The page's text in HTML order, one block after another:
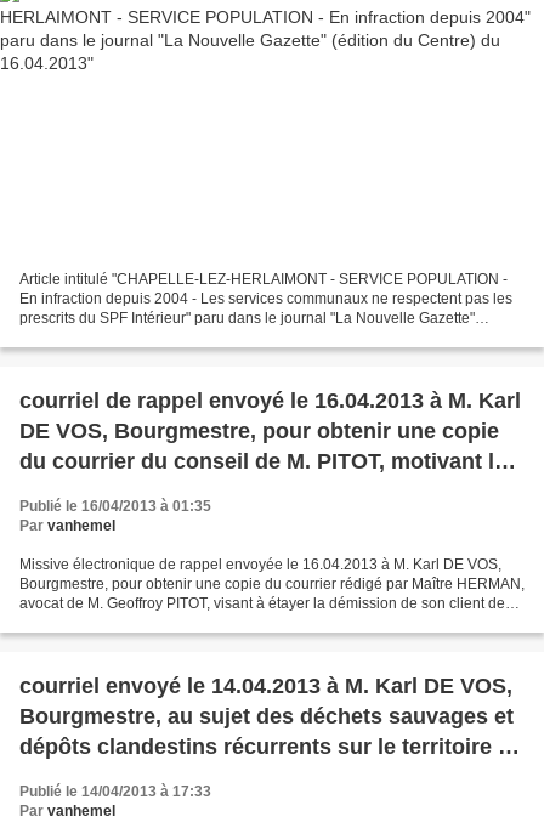
Article intitulé "CHAPELLE-LEZ-HERLAIMONT - SERVICE POPULATION -
En infraction depuis 2004 - Les services communaux ne respectent pas les
prescrits du SPF Intérieur" paru dans le journal "La Nouvelle Gazette"
courriel de rappel envoyé le 16.04.2013 à M. Karl
DE VOS, Bourgmestre, pour obtenir une copie
du courrier du conseil de M. PITOT, motivant la
Publié le 16/04/2013 à 01:35
Par vanhemel
Missive électronique de rappel envoyée le 16.04.2013 à M. Karl DE VOS,
Bourgmestre, pour obtenir une copie du courrier rédigé par Maître HERMAN,
avocat de M. Geoffroy PITOT, visant à étayer la démission de son client de
courriel envoyé le 14.04.2013 à M. Karl DE VOS,
Bourgmestre, au sujet des déchets sauvages et
dépôts clandestins récurrents sur le territoire de
Publié le 14/04/2013 à 17:33
Par vanhemel